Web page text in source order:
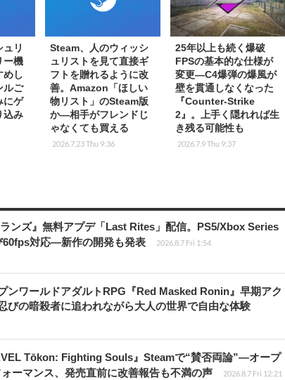
リ
ー機
めし
ルご
にゲ
込み
Steam、人のウィッシ
ュリストを見て直接ギ
フトを贈れるように改
善。Amazon「ほしい
物リスト」のSteam版
か―相手がフレンドじ
ゃなくても買える
2026.7.23 Thu 9:36
25年以上も続く爆破
FPSの基本的な仕様が
変更―C4爆弾の爆風が
壁を貫通しなくなった
『Counter-Strike
2』。上手く隠れれば生
き残る可能性も
2026.7.9 Thu 9:37
ランズ』無料アプデ「Last Rites」配信。PS5/Xbox Series
60fps対応―新作の開発も発表
2026.8.7 Fri 1:54
ンワールドアダルトRPG『Red Masked Ronin』早期アク
びの暗殺者に追われながら大人の世界で自由な体験
Tōkon: Fighting Souls』Steamで“賛否両論”―オープ
ーマンス、発売直前に改善報告も不満の声
2026.8.7 Fri 12:21